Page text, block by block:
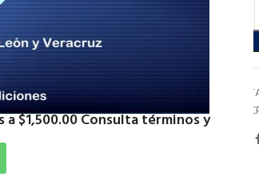
$1,500.00 Consulta términos yCategoría: